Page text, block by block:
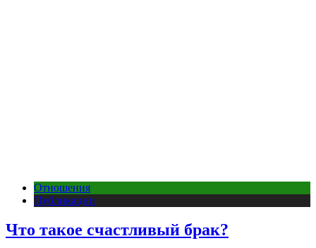
Отношения
Публикации
Что такое счастливый брак?